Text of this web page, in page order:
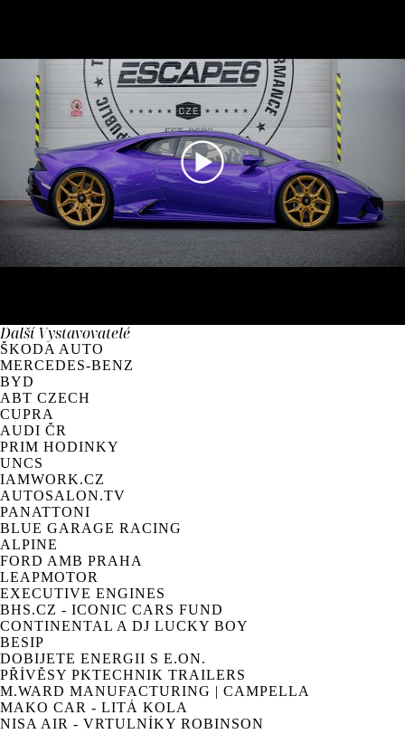
DalšíVystavovatelé
ŠKODA AUTO
MERCEDES-BENZ
BYD
ABT CZECH
CUPRA
AUDI ČR
PRIM HODINKY
UNCS
IAMWORK.CZ
AUTOSALON.TV
PANATTONI
BLUE GARAGE RACING
ALPINE
FORD AMB PRAHA
LEAPMOTOR
EXECUTIVE ENGINES
BHS.CZ - ICONIC CARS FUND
CONTINENTAL A DJ LUCKY BOY
BESIP
DOBIJETE ENERGII S E.ON.
PŘÍVĚSY PKTECHNIK TRAILERS
M.WARD MANUFACTURING | CAMPELLA
MAKO CAR - LITÁ KOLA
NISA AIR - VRTULNÍKY ROBINSON